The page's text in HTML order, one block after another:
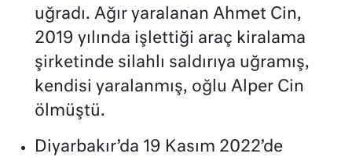
uğradı. Ağır yaralanan Ahmet Cin,
2019 yılında işlettiği araç kiralama
şirketinde silahlı saldırıya uğramış,
kendisi yaralanmış, oğlu Alper Cin
ölmüştü.
Diyarbakır’da 19 Kasım 2022’de